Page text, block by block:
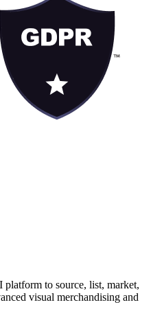
to source, list, market,
visual merchandising and